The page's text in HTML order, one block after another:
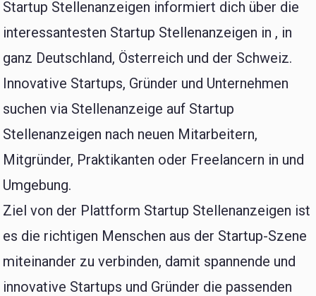
Startup Stellenanzeigen informiert dich über die
interessantesten Startup Stellenanzeigen in , in
ganz Deutschland, Österreich und der Schweiz.
Innovative Startups, Gründer und Unternehmen
suchen via Stellenanzeige auf Startup
Stellenanzeigen nach neuen Mitarbeitern,
Mitgründer, Praktikanten oder Freelancern in und
Umgebung.
Ziel von der Plattform Startup Stellenanzeigen ist
es die richtigen Menschen aus der Startup-Szene
miteinander zu verbinden, damit spannende und
innovative Startups und Gründer die passenden